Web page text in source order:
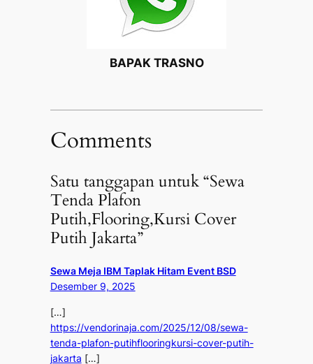
BAPAK TRASNO
Comments
Satu tanggapan untuk “Sewa
Tenda Plafon
Putih,Flooring,Kursi Cover
Putih Jakarta”
Sewa Meja IBM Taplak Hitam Event BSD
Desember 9, 2025
[…]
https://vendorinaja.com/2025/12/08/sewa-
tenda-plafon-putihflooringkursi-cover-putih-
jakarta […]